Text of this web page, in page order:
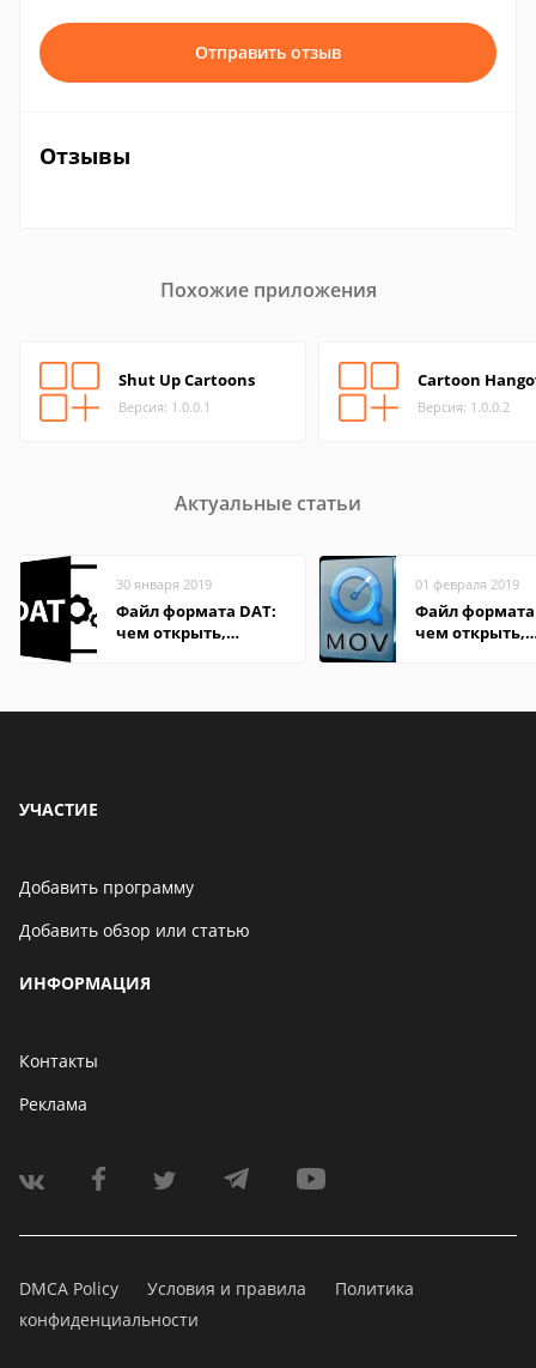
Отправить отзыв
Отзывы
Похожие приложения
Shut Up Cartoons
Версия: 1.0.0.1
Cartoon
Версия: 1.0.0.2
Актуальные статьи
30 января 2019
Файл формата DAT:
чем открыть,
01 февраля 2019
Файл формата
чем открыть,
УЧАСТИЕ
Добавить программу
Добавить обзор или статью
ИНФОРМАЦИЯ
Контакты
Реклама
DMCA Policy Условия и правила
Политика
конфиденциальности